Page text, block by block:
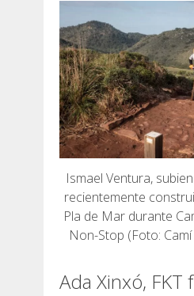
Ismael Ventura,
recientemente
Pla de Mar durante
Non-Stop (Foto: Camí
Ada Xinxó, FKT